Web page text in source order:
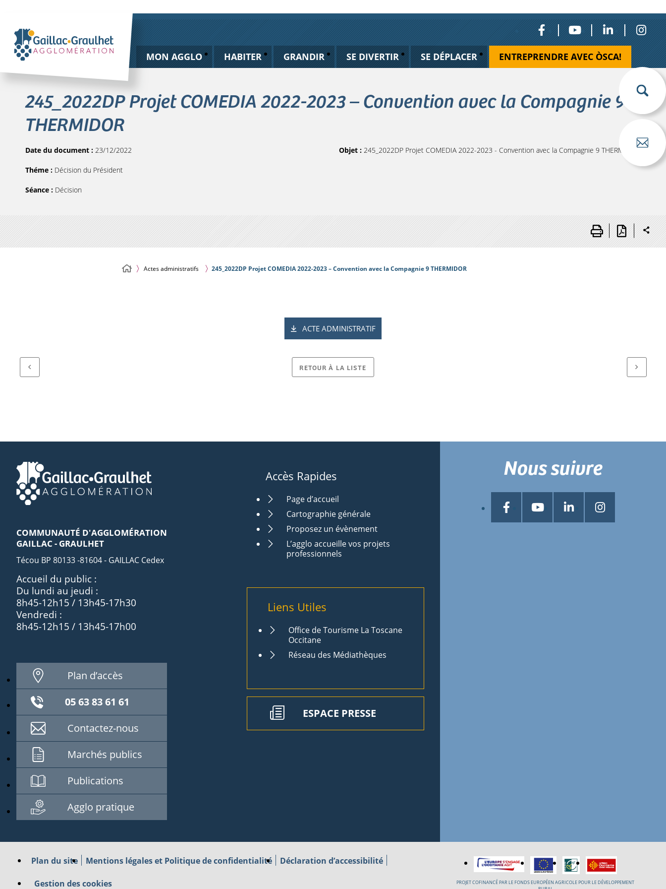
MON AGGLO HABITER GRANDIR SE DIVERTIR SE DÉPLACER ENTREPRENDRE AVEC ÒSCA!
245_2022DP Projet COMEDIA 2022-2023 – Convention avec la Compagnie 9
THERMIDOR
Date du document : 23/12/2022
Théme : Décision du Président
Séance : Décision
Objet : 245_2022DP Projet COMEDIA 2022-2023 - Convention avec la Compagnie 9 THERMIDOR
Actes administratifs 245_2022DP Projet COMEDIA 2022-2023 – Convention avec la Compagnie 9 THERMIDOR
ACTE ADMINISTRATIF
RETOUR À LA LISTE
COMMUNAUTÉ D'AGGLOMÉRATION
GAILLAC - GRAULHET
Técou BP 80133 -81604 - GAILLAC Cedex
Accueil du public :
Du lundi au jeudi :
8h45-12h15 / 13h45-17h30
Vendredi :
8h45-12h15 / 13h45-17h00
Plan d’accès
05 63 83 61 61
Contactez-nous
Marchés publics
Publications
Agglo pratique
Accès Rapides
Page d’accueil
Cartographie générale
Proposez un évènement
L’agglo accueille vos projets
professionnels
Liens Utiles
Office de Tourisme La Toscane
Occitane
Réseau des Médiathèques
ESPACE PRESSE
Nous suivre
Plan du site Mentions légales et Politique de confidentialité Déclaration d’accessibilité
Gestion des cookies
PROJET COFINANCÉ PAR LE FONDS EUROPÉEN AGRICOLE POUR LE DÉVELOPPEMENT